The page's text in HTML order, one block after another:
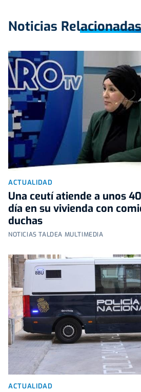
Noticias Relacionadas
ACTUALIDAD
Una ceutí atiende a unos
día en su vivienda con
duchas
NOTICIAS TALDEA MULTIMEDIA
ACTUALIDAD